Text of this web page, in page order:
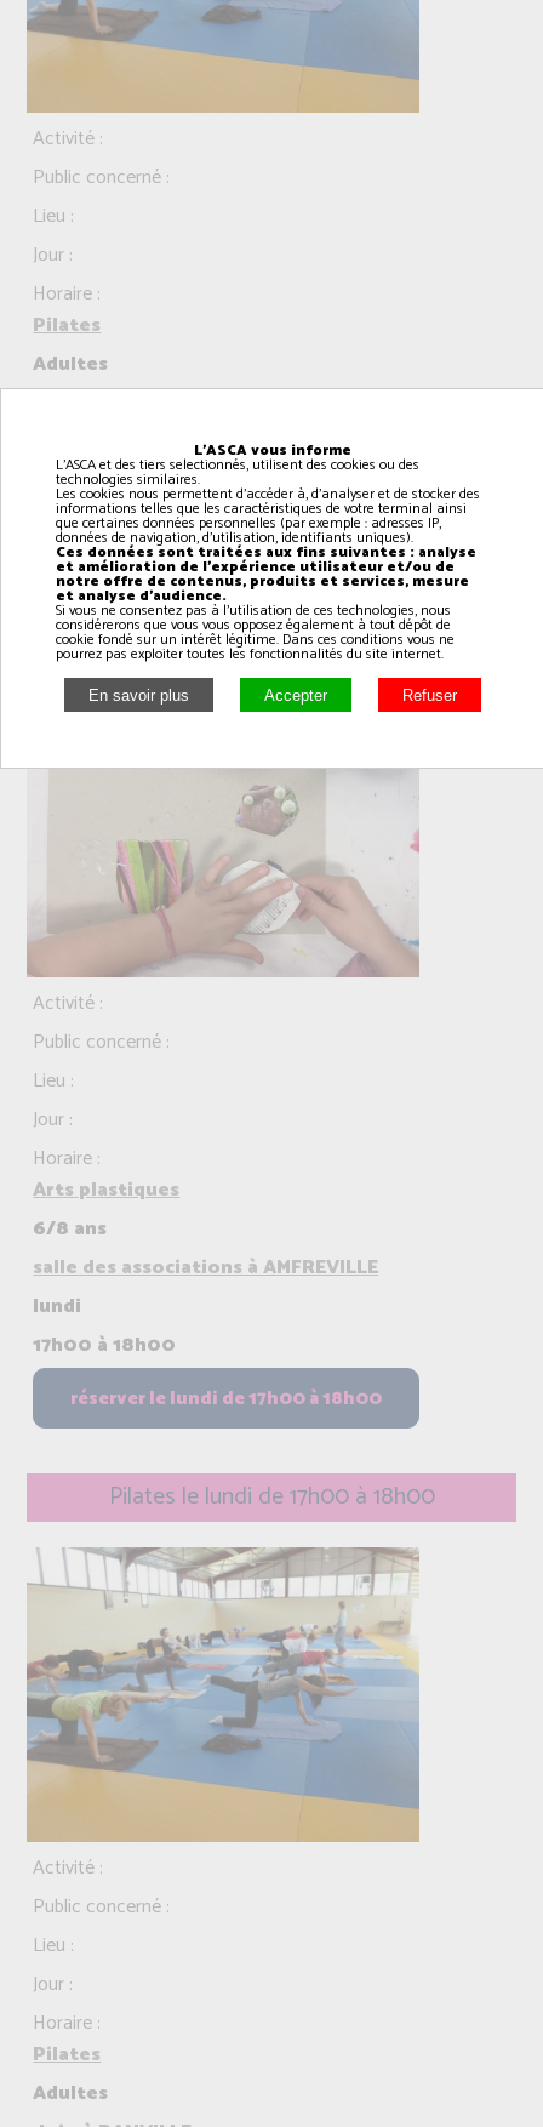
Activité :
Public concerné :
Lieu :
Jour :
Horaire :
Pilates
Adultes
16h00 à 17h00
Arts plastiques le lundi de 17h00 à 18h00
Activité :
Public concerné :
Lieu :
Jour :
Horaire :
Arts plastiques
6/8 ans
salle des associations à AMFREVILLE
lundi
17h00 à 18h00
Pilates le lundi de 17h00 à 18h00
Activité :
Public concerné :
Lieu :
Jour :
Horaire :
Pilates
Adultes
L'ASCA vous informe
L'ASCA et des tiers selectionnés, utilisent des cookies ou des
technologies similaires.
Les cookies nous permettent d'accéder à, d'analyser et de stocker des
informations telles que les caractéristiques de votre terminal ainsi
que certaines données personnelles (par exemple : adresses IP,
données de navigation, d'utilisation, identifiants uniques).
Ces données sont traitées aux fins suivantes : analyse
et amélioration de l'expérience utilisateur et/ou de
notre offre de contenus, produits et services, mesure
et analyse d'audience.
Si vous ne consentez pas à l'utilisation de ces technologies, nous
considérerons que vous vous opposez également à tout dépôt de
cookie fondé sur un intérêt légitime. Dans ces conditions vous ne
pourrez pas exploiter toutes les fonctionnalités du site internet.